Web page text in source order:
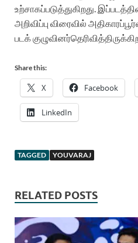
உற்சாகப்படுத்துகிறது
அறிவிப்பு விரைவில்
படக்குழுவினர்
Share this:
X Facebook
LinkedIn
TAGGED YOUVARAJ
RELATED POSTS